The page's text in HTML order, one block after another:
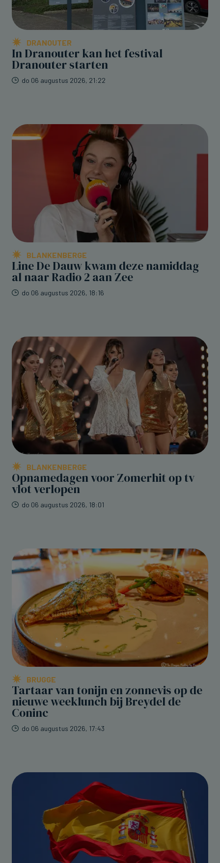
DRANOUTER
In Dranouter kan het festival
Dranouter starten
do 06 augustus 2026, 21:22
BLANKENBERGE
Line De Dauw kwam deze namiddag
al naar Radio 2 aan Zee
do 06 augustus 2026, 18:16
BLANKENBERGE
Opnamedagen voor Zomerhit op tv
vlot verlopen
do 06 augustus 2026, 18:01
BRUGGE
Tartaar van tonijn en zonnevis op de
nieuwe weeklunch bij Breydel de
Coninc
do 06 augustus 2026, 17:43